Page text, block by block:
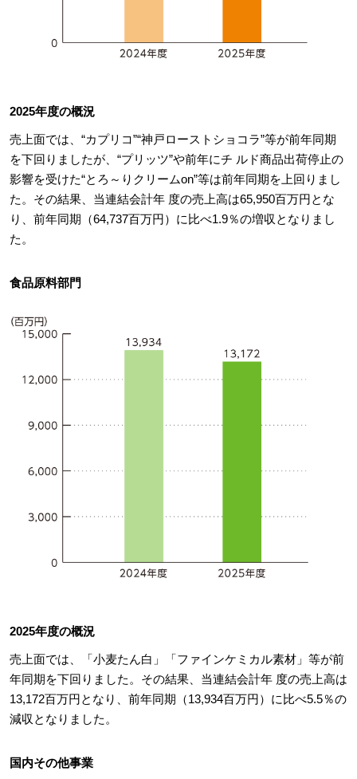
2025年度の概況
売上面では、“カプリコ”“神戸ローストショコラ”等が前年同期
を下回りましたが、“プリッツ”や前年にチ ルド商品出荷停止の
影響を受けた“とろ～りクリームon”等は前年同期を上回りまし
た。その結果、当連結会計年 度の売上高は65,950百万円とな
り、前年同期（64,737百万円）に比べ1.9％の増収となりまし
た。
食品原料部門
2025年度の概況
売上面では、「小麦たん白」「ファインケミカル素材」等が前
年同期を下回りました。その結果、当連結会計年 度の売上高は
13,172百万円となり、前年同期（13,934百万円）に比べ5.5％の
減収となりました。
国内その他事業